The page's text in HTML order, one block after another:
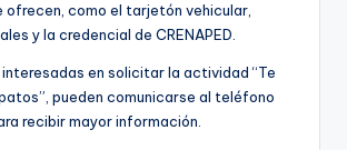
ofrecen, como el tarjetón vehicular,
y la credencial de CRENAPED.
en solicitar la actividad “Te
pueden comunicarse al teléfono
recibir mayor información.